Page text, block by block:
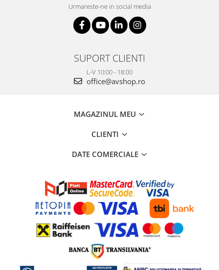
Urmareste-ne in social media
SUPORT CLIENTI
L-V 10:00 - 18:00
office@avshop.ro
MAGAZINUL MEU
CLIENTI
DATE COMERCIALE